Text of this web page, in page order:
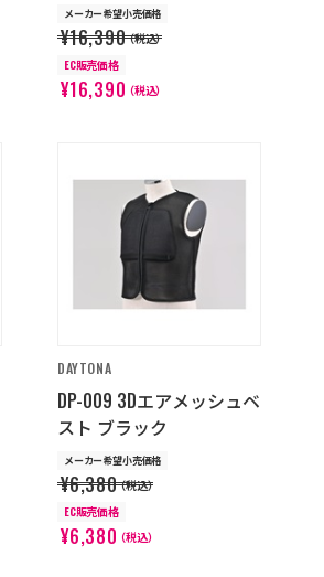
メーカー希望小売価格
¥16,390（税込）
EC販売価格
¥16,390（税込）
DAYTONA
DP-009 3Dエアメッシュベ
スト ブラック
メーカー希望小売価格
¥6,380（税込）
EC販売価格
¥6,380（税込）